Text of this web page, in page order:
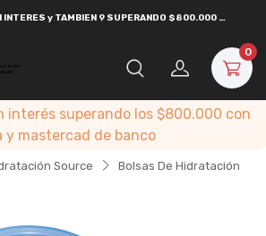
INTERES y TAMBIEN 9 SUPERANDO $800.000 CON
0
interés superando los $800.000 con
y mastercad de banco
Source Bolsas De Hidratación